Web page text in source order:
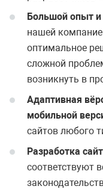
Большой опыт
нашей
оптимальное
сложной
возникнуть в
Адаптивная
мобильной
сайтов любого
Разработка
соответствуют